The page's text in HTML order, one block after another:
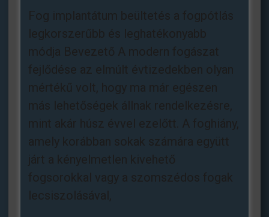
Fog implantátum beültetés a fogpótlás
legkorszerűbb és leghatékonyabb
módja Bevezető A modern fogászat
fejlődése az elmúlt évtizedekben olyan
mértékű volt, hogy ma már egészen
más lehetőségek állnak rendelkezésre,
mint akár húsz évvel ezelőtt. A foghiány,
amely korábban sokak számára együtt
járt a kényelmetlen kivehető
fogsorokkal vagy a szomszédos fogak
lecsiszolásával,